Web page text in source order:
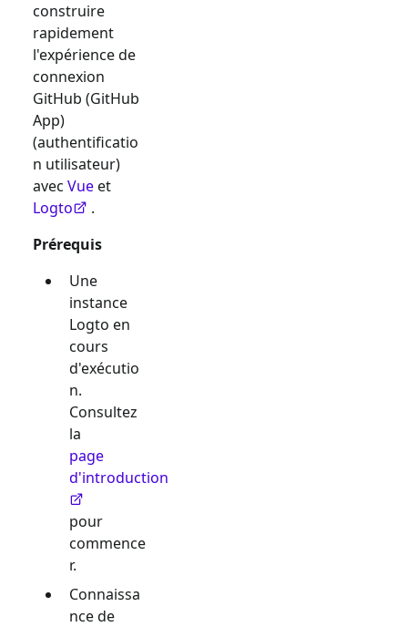
construire
rapidement
l'expérience de
connexion
GitHub (GitHub
App)
(authentificatio
n utilisateur)
avec Vueet
Logto
.
Prérequis
Une
instance
Logto en
cours
d'exécutio
n.
Consultez
la
page
d'introduction
pour
commence
r.
Connaissa
nce de